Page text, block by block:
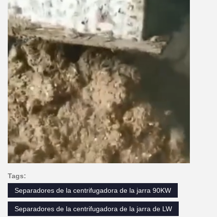
Tags:
Separadores de la centrifugadora de la jarra 90KW
Separadores de la centrifugadora de la jarra de LW